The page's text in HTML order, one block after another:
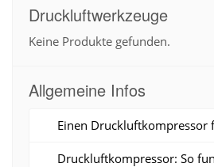
Druckluftwerkzeuge
Keine Produkte gefunden.
Allgemeine Infos
Einen Druckluftkompressor
Druckluftkompressor: So